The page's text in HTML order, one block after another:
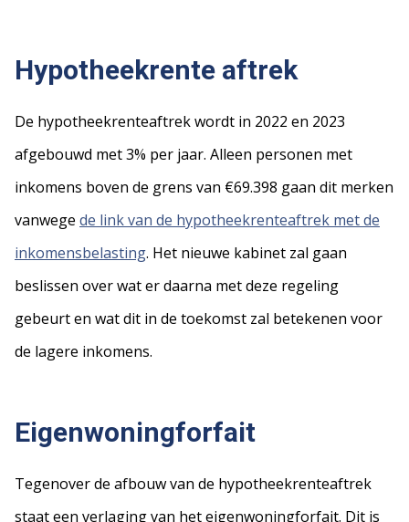
Hypotheekrente aftrek
De hypotheekrenteaftrek wordt in 2022 en 2023
afgebouwd met 3% per jaar. Alleen personen met
inkomens boven de grens van €69.398 gaan dit merken
vanwege de link van de hypotheekrenteaftrek met de
inkomensbelasting. Het nieuwe kabinet zal gaan
beslissen over wat er daarna met deze regeling
gebeurt en wat dit in de toekomst zal betekenen voor
de lagere inkomens.
Eigenwoningforfait
Tegenover de afbouw van de hypotheekrenteaftrek
staat een verlaging van het eigenwoningforfait. Dit is